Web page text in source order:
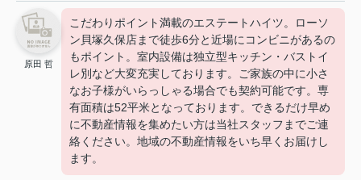
原田 哲
こだわりポイント満載のエステートハイツ。ローソ
ン貝塚久保店まで徒歩6分と近場にコンビニがあるの
もポイント。室内設備は独立型キッチン・バストイ
レ別など大変充実しております。ご家族の中に小さ
なお子様がいらっしゃる場合でも契約可能です。専
有面積は52平米となっております。できるだけ早め
に不動産情報を集めたい方は当社スタッフまでご連
絡ください。地域の不動産情報をいち早くお届けし
ます。